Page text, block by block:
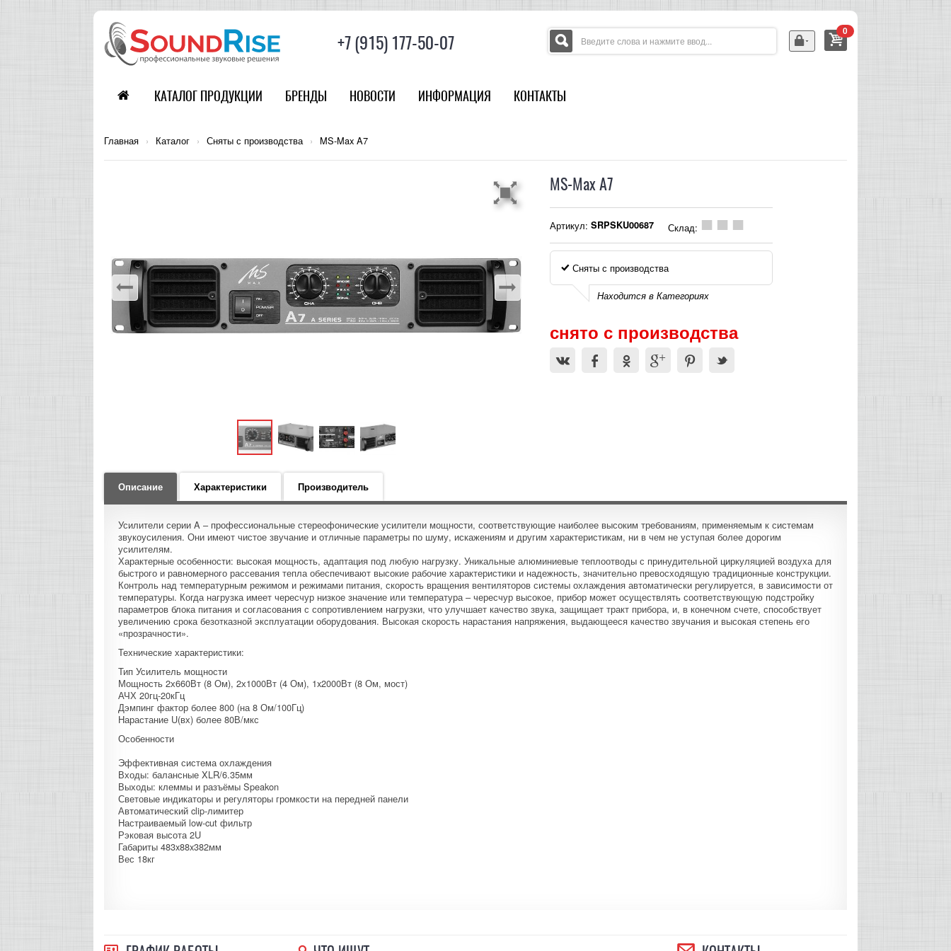
+7 (915) 177-50-07
0
КАТАЛОГ ПРОДУКЦИИ БРЕНДЫ НОВОСТИ ИНФОРМАЦИЯ КОНТАКТЫ
Главная › Каталог › Сняты с производства › MS-Max A7
MS-Max A7
Артикул: SRPSKU00687 Склад:
Сняты с производства
Находится в Категориях
снято с производства
Описание Характеристики Производитель
Усилители серии A – профессиональные стереофонические усилители мощности, соответствующие наиболее высоким требованиям, применяемым к системам
звукоусиления. Они имеют чистое звучание и отличные параметры по шуму, искажениям и другим характеристикам, ни в чем не уступая более дорогим
усилителям.
Характерные особенности: высокая мощность, адаптация под любую нагрузку. Уникальные алюминиевые теплоотводы с принудительной циркуляцией воздуха для
быстрого и равномерного рассевания тепла обеспечивают высокие рабочие характеристики и надежность, значительно превосходящую традиционные конструкции.
Контроль над температурным режимом и режимами питания, скорость вращения вентиляторов системы охлаждения автоматически регулируется, в зависимости от
температуры. Когда нагрузка имеет чересчур низкое значение или температура – чересчур высокое, прибор может осуществлять соответствующую подстройку
параметров блока питания и согласования с сопротивлением нагрузки, что улучшает качество звука, защищает тракт прибора, и, в конечном счете, способствует
увеличению срока безотказной эксплуатации оборудования. Высокая скорость нарастания напряжения, выдающееся качество звучания и высокая степень его
«прозрачности».
Технические характеристики:
Тип Усилитель мощности
Мощность 2х660Вт (8 Ом), 2х1000Вт (4 Ом), 1x2000Вт (8 Ом, мост)
АЧХ 20гц-20кГц
Дэмпинг фактор более 800 (на 8 Ом/100Гц)
Нарастание U(вх) более 80В/мкс
Особенности
Эффективная система охлаждения
Входы: балансные XLR/6.35мм
Выходы: клеммы и разъёмы Speakon
Световые индикаторы и регуляторы громкости на передней панели
Автоматический clip-лимитер
Настраиваемый low-cut фильтр
Рэковая высота 2U
Габариты 483x88x382мм
Вес 18кг